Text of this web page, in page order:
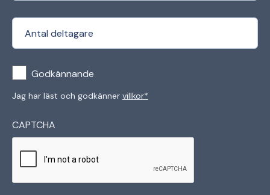
Antal deltagare
Consent(Required)
Godkännande
Jag har läst och godkänner villkor*
CAPTCHA